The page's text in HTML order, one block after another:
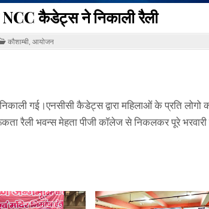
कैडेट्स ने निकाली रैली
POSTED
IN
कौशाम्बी आयोजन
गई।एनसीसी कैडेट्स द्वारा महिलाओं के प्रति लोगो
रैली भवन्स मेहता पीजी कॉलेज से निकलकर पूरे